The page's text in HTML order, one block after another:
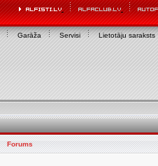
Garāža Servisi Lietotāju saraksts
Forums